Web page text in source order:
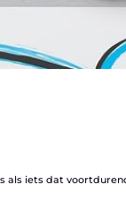
als iets dat